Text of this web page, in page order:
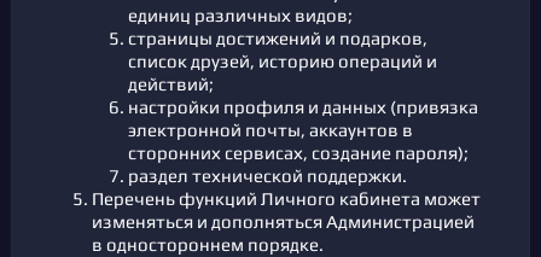
единиц различных видов;
страницы достижений и подарков,
список друзей, историю операций и
действий;
настройки профиля и данных (привязка
электронной почты, аккаунтов в
сторонних сервисах, создание пароля);
раздел технической поддержки.
Перечень функций Личного кабинета может
изменяться и дополняться Администрацией
в одностороннем порядке.